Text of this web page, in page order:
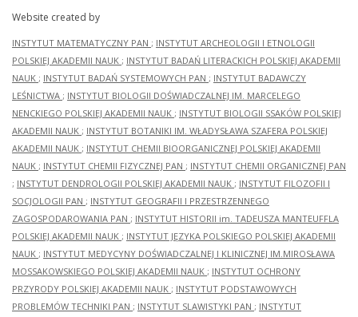
Website created by
INSTYTUT MATEMATYCZNY PAN ; INSTYTUT ARCHEOLOGII I ETNOLOGII
POLSKIEJ AKADEMII NAUK ; INSTYTUT BADAŃ LITERACKICH POLSKIEJ AKADEMII
NAUK ; INSTYTUT BADAŃ SYSTEMOWYCH PAN ; INSTYTUT BADAWCZY
LEŚNICTWA ; INSTYTUT BIOLOGII DOŚWIADCZALNEJ IM. MARCELEGO
NENCKIEGO POLSKIEJ AKADEMII NAUK ; INSTYTUT BIOLOGII SSAKÓW POLSKIEJ
AKADEMII NAUK ; INSTYTUT BOTANIKI IM. WŁADYSŁAWA SZAFERA POLSKIEJ
AKADEMII NAUK ; INSTYTUT CHEMII BIOORGANICZNEJ POLSKIEJ AKADEMII
NAUK ; INSTYTUT CHEMII FIZYCZNEJ PAN ; INSTYTUT CHEMII ORGANICZNEJ PAN
; INSTYTUT DENDROLOGII POLSKIEJ AKADEMII NAUK ; INSTYTUT FILOZOFII I
SOCJOLOGII PAN ; INSTYTUT GEOGRAFII I PRZESTRZENNEGO
ZAGOSPODAROWANIA PAN ; INSTYTUT HISTORII im. TADEUSZA MANTEUFFLA
POLSKIEJ AKADEMII NAUK ; INSTYTUT JĘZYKA POLSKIEGO POLSKIEJ AKADEMII
NAUK ; INSTYTUT MEDYCYNY DOŚWIADCZALNEJ I KLINICZNEJ IM.MIROSŁAWA
MOSSAKOWSKIEGO POLSKIEJ AKADEMII NAUK ; INSTYTUT OCHRONY
PRZYRODY POLSKIEJ AKADEMII NAUK ; INSTYTUT PODSTAWOWYCH
PROBLEMÓW TECHNIKI PAN ; INSTYTUT SLAWISTYKI PAN ; INSTYTUT